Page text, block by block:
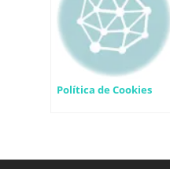
Política de Cookies